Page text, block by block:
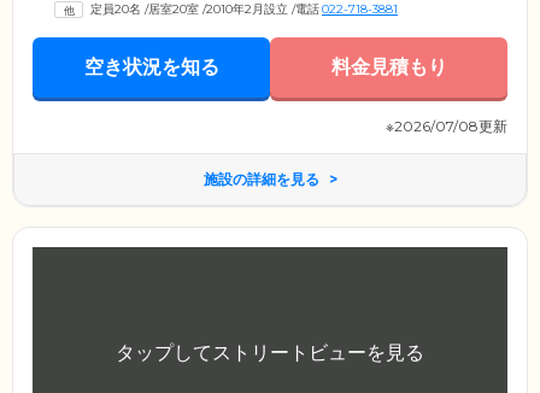
定員20名 /居室20室 /2010年2月設立 /電話022-718-3881
空き状況を知る 料金見積もり
※2026/07/08更新
施設の詳細を見る